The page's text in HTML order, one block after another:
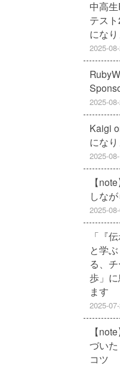
中高
テス
にな
2025-
2025-
Kaigi
にな
2025-
【
しな
2025-
「『
と学
る、
歩」
ます
2025-
【
づい
コツ